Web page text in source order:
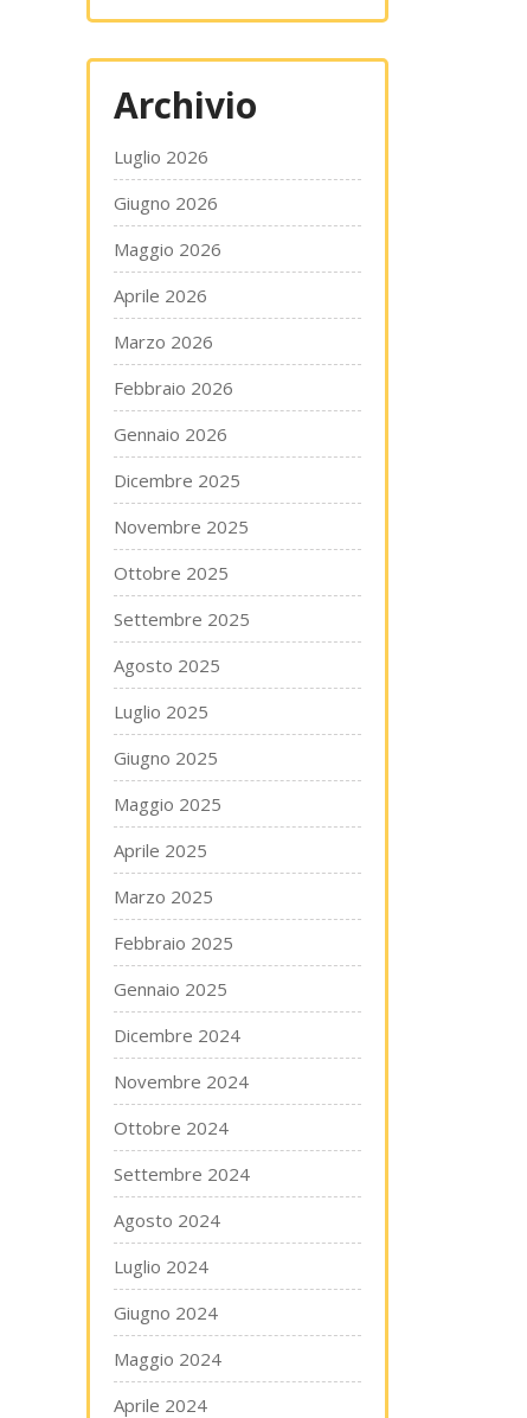
Archivio
Luglio 2026
Giugno 2026
Maggio 2026
Aprile 2026
Marzo 2026
Febbraio 2026
Gennaio 2026
Dicembre 2025
Novembre 2025
Ottobre 2025
Settembre 2025
Agosto 2025
Luglio 2025
Giugno 2025
Maggio 2025
Aprile 2025
Marzo 2025
Febbraio 2025
Gennaio 2025
Dicembre 2024
Novembre 2024
Ottobre 2024
Settembre 2024
Agosto 2024
Luglio 2024
Giugno 2024
Maggio 2024
Aprile 2024